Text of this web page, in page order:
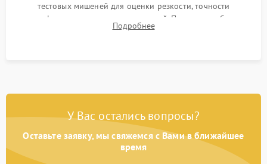
тестовых мишеней для оценки резкости, точности
автофокуса и отсутствия искажений. Проверка работы
диафрагмы на закрытых значениях и тестирование
Подробнее
У Вас остались вопросы?
Оставьте заявку, мы свяжемся с Вами в ближайшее
время